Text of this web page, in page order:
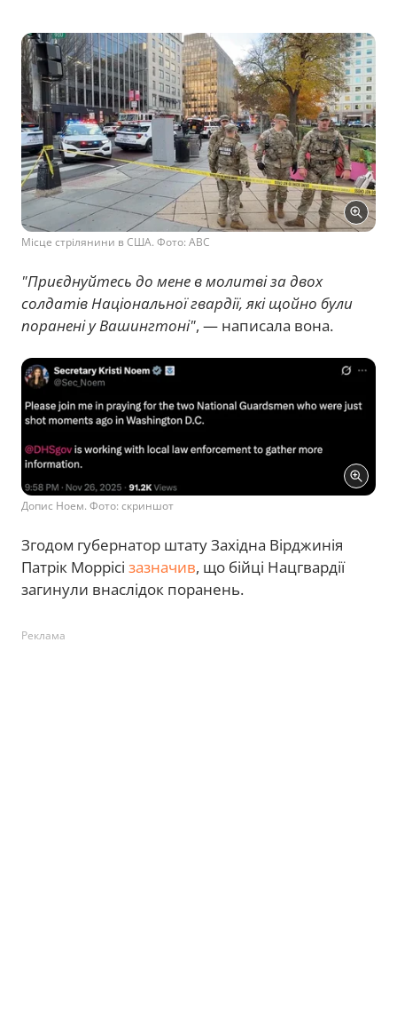
Місце стрілянини в США. Фото: ABC
"Приєднуйтесь до мене в молитві за двох
солдатів Національної гвардії, які щойно були
поранені у Вашингтоні", — написала вона.
Допис Ноем. Фото: скриншот
Згодом губернатор штату Західна Вірджинія
Патрік Моррісі зазначив, що бійці Нацгвардії
загинули внаслідок поранень.
Реклама